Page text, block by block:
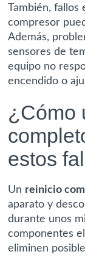
También, fallos
compresor
Además,
sensores de
equipo no
encendido o
¿Cómo
estos
Un reinicio
aparato y
durante unos
componentes
eliminen